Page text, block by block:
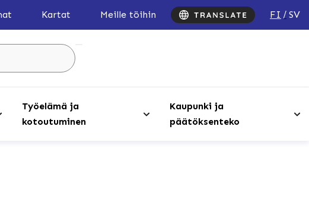
Kartat Meille töihin FI SV
Työelämä ja
kotoutuminen
Kaupunki ja
päätöksenteko